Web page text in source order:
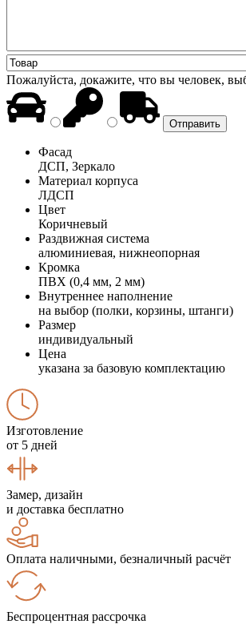
Пожалуйста, докажите, что вы человек,
Фасад
ДСП, Зеркало
Материал корпуса
ЛДСП
Цвет
Коричневый
Раздвижная система
алюминиевая, нижнеопорная
Кромка
ПВХ (0,4 мм, 2 мм)
Внутреннее наполнение
на выбор (полки, корзины, штанги)
Размер
индивидуальный
Цена
указана за базовую комплектацию
Изготовление
от 5 дней
Замер, дизайн
и доставка бесплатно
Оплата наличными, безналичный расчёт
Беспроцентная рассрочка